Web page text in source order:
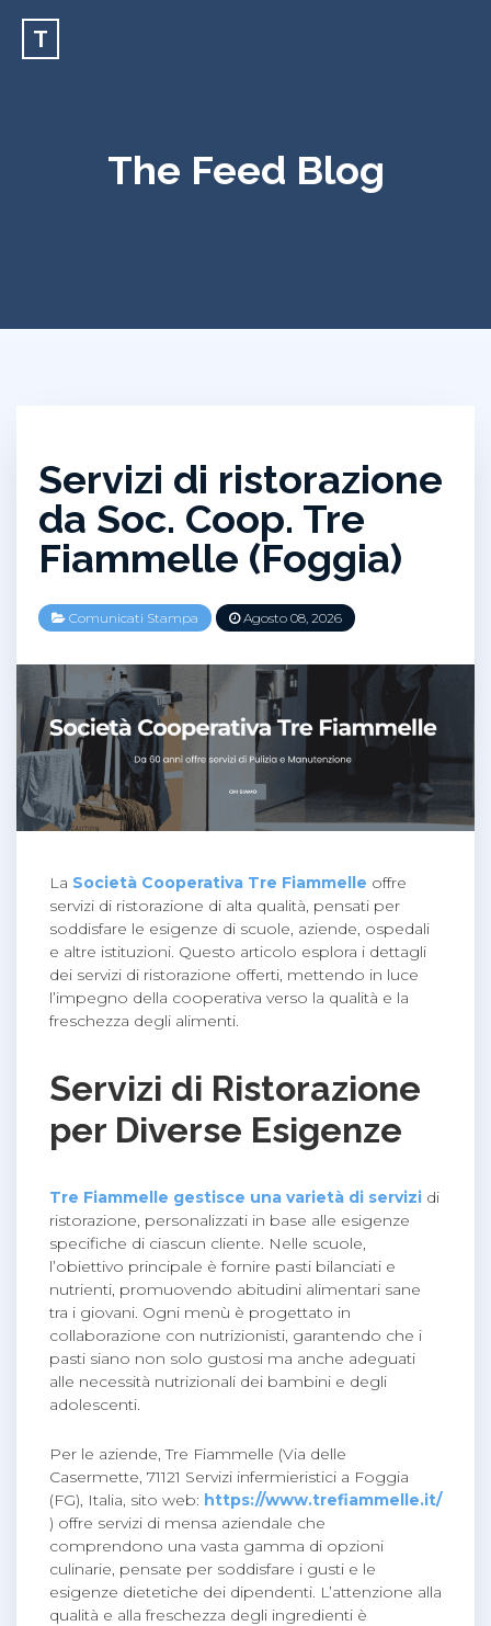
T
The Feed Blog
Servizi di ristorazione
da Soc. Coop. Tre
Fiammelle (Foggia)
Comunicati Stampa Agosto 08, 2026
La Società Cooperativa Tre Fiammelle offre
servizi di ristorazione di alta qualità, pensati per
soddisfare le esigenze di scuole, aziende, ospedali
e altre istituzioni. Questo articolo esplora i dettagli
dei servizi di ristorazione offerti, mettendo in luce
l’impegno della cooperativa verso la qualità e la
freschezza degli alimenti.
Servizi di Ristorazione
per Diverse Esigenze
Tre Fiammelle gestisce una varietà di servizi di
ristorazione, personalizzati in base alle esigenze
specifiche di ciascun cliente. Nelle scuole,
l’obiettivo principale è fornire pasti bilanciati e
nutrienti, promuovendo abitudini alimentari sane
tra i giovani. Ogni menù è progettato in
collaborazione con nutrizionisti, garantendo che i
pasti siano non solo gustosi ma anche adeguati
alle necessità nutrizionali dei bambini e degli
adolescenti.
Per le aziende, Tre Fiammelle (Via delle
Casermette, 71121 Servizi infermieristici a Foggia
(FG), Italia, sito web: https://www.trefiammelle.it/
) offre servizi di mensa aziendale che
comprendono una vasta gamma di opzioni
culinarie, pensate per soddisfare i gusti e le
esigenze dietetiche dei dipendenti. L’attenzione alla
qualità e alla freschezza degli ingredienti è